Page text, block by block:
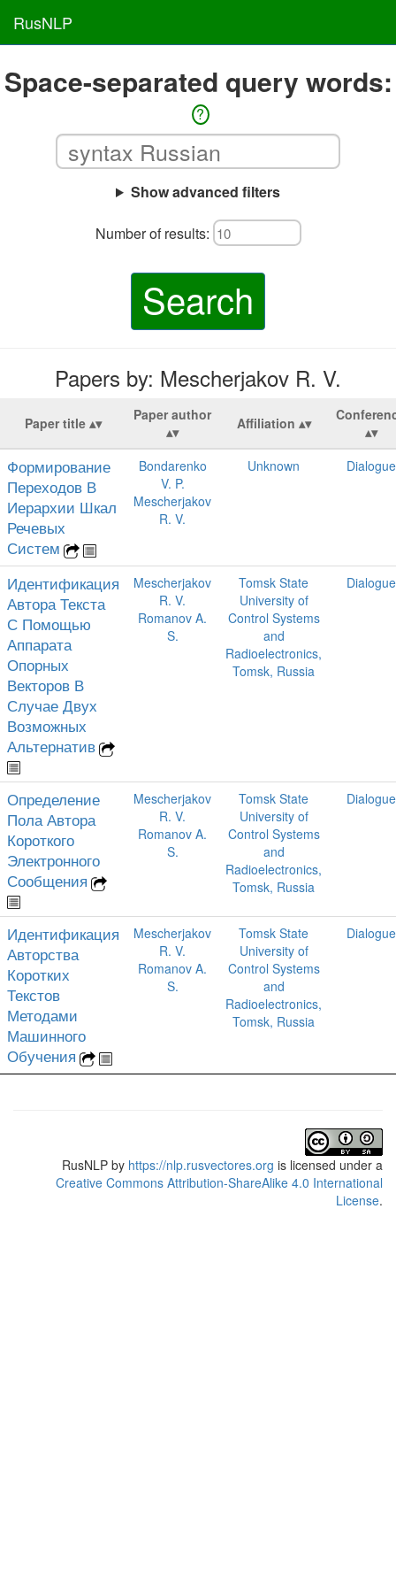
RusNLP
Space-separated query words:
?
Show advanced filters
Number of results:
Search
Papers by: Mescherjakov R. V.
Paper title Paper author Affiliation
Формирование
Переходов В
Иерархии Шкал
Речевых
Систем
Bondarenko
V. P.
Mescherjakov
R. V.
Unknown Dialogue
Идентификация
Автора Текста
С Помощью
Аппарата
Опорных
Векторов В
Случае Двух
Возможных
Альтернатив
Mescherjakov
R. V.
Romanov A.
S.
Tomsk State
University of
Control Systems
and
Radioelectronics,
Tomsk, Russia
Dialogue
Определение
Пола Автора
Короткого
Электронного
Сообщения
Mescherjakov
R. V.
Romanov A.
S.
Tomsk State
University of
Control Systems
and
Radioelectronics,
Tomsk, Russia
Dialogue
Идентификация
Авторства
Коротких
Текстов
Методами
Машинного
Обучения
Mescherjakov
R. V.
Romanov A.
S.
Tomsk State
University of
Control Systems
and
Radioelectronics,
Tomsk, Russia
Dialogue
RusNLP by https://nlp.rusvectores.org is licensed under a
Creative Commons Attribution-ShareAlike 4.0 International
License.